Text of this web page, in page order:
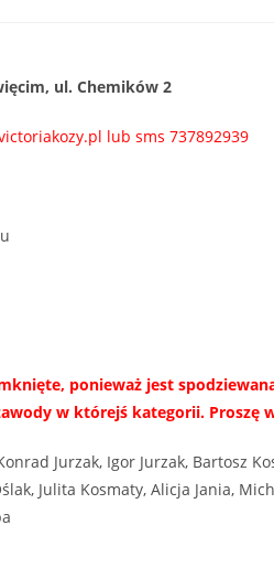
ul. Chemików 2
lub sms 737892939
ponieważ jest
w którejś kategorii. Proszę
Jurzak, Igor Jurzak, Bartosz
Julita Kosmaty, Alicja Jania,